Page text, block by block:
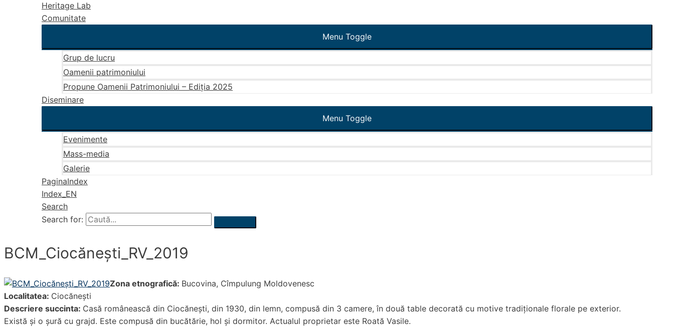
Heritage Lab
Comunitate
Menu Toggle
Grup de lucru
Oamenii patrimoniului
Propune Oamenii Patrimoniului – Ediția 2025
Diseminare
Menu Toggle
Evenimente
Mass-media
Galerie
PaginaIndex
Index_EN
Search
Search for:
BCM_Ciocăneşti_RV_2019
Zona etnografică: Bucovina, Cîmpulung Moldovenesc
Localitatea: Ciocăneşti
Descriere succinta: Casă românească din Ciocănești, din 1930, din lemn, compusă din 3 camere, în două table decorată cu motive tradiționale florale pe exterior.
Există și o șură cu grajd. Este compusă din bucătărie, hol și dormitor. Actualul proprietar este Roată Vasile.